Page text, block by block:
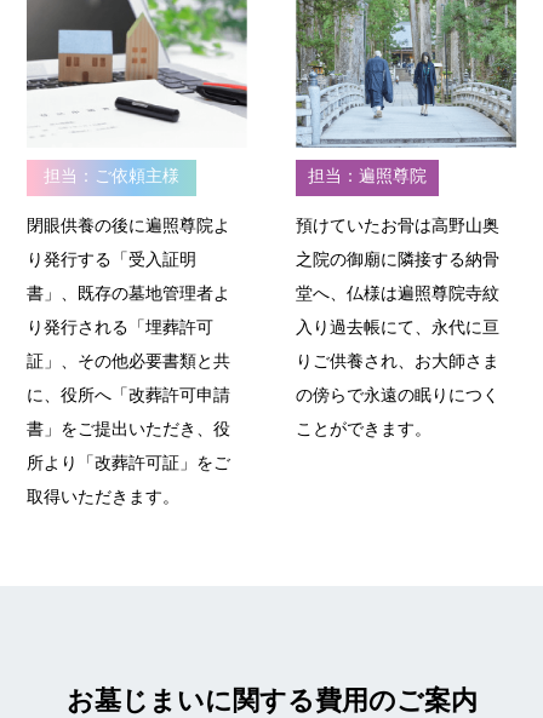
担当：ご依頼主様
閉眼供養の後に遍照尊院よ
り発行する「受入証明
書」、既存の墓地管理者よ
り発行される「埋葬許可
証」、その他必要書類と共
に、役所へ「改葬許可申請
書」をご提出いただき、役
所より「改葬許可証」をご
取得いただきます。
担当：遍照尊院
預けていたお骨は高野山奥
之院の御廟に隣接する納骨
堂へ、仏様は遍照尊院寺紋
入り過去帳にて、永代に亘
りご供養され、お大師さま
の傍らで永遠の眠りにつく
ことができます。
お墓じまいに関する費用のご案内